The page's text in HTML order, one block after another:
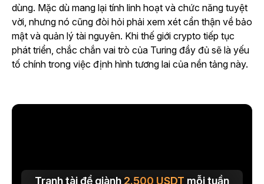
dùng. Mặc dù mang lại tính linh hoạt và chức năng tuyệt
vời, nhưng nó cũng đòi hỏi phải xem xét cẩn thận về bảo
mật và quản lý tài nguyên. Khi thế giới crypto tiếp tục
phát triển, chắc chắn vai trò của Turing đầy đủ sẽ là yếu
tố chính trong việc định hình tương lai của nền tảng này.
Tranh tài để giành 2.500 USDT mỗi tuần